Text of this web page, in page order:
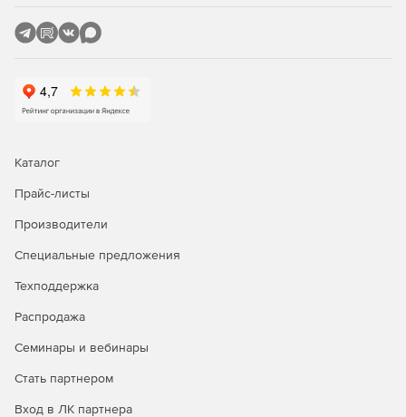
Каталог
Прайс-листы
Производители
Специальные предложения
Техподдержка
Распродажа
Семинары и вебинары
Стать партнером
Вход в ЛК партнера